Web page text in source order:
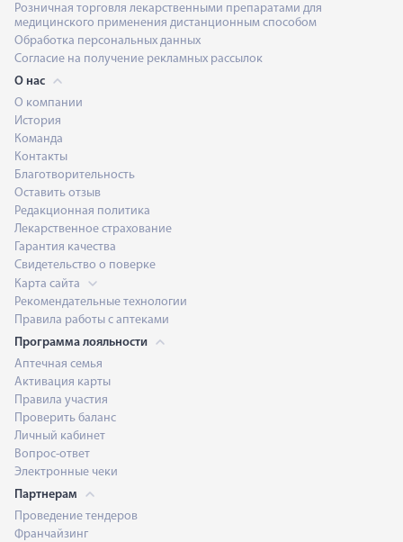
Розничная торговля лекарственными препаратами для
медицинского применения дистанционным способом
Обработка персональных данных
Согласие на получение рекламных рассылок
О нас
О компании
История
Команда
Контакты
Благотворительность
Оставить отзыв
Редакционная политика
Лекарственное страхование
Гарантия качества
Свидетельство о поверке
Карта сайта
Рекомендательные технологии
Правила работы с аптеками
Программа лояльности
Аптечная семья
Активация карты
Правила участия
Проверить баланс
Личный кабинет
Вопрос-ответ
Электронные чеки
Партнерам
Проведение тендеров
Франчайзинг